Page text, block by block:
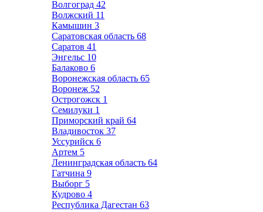
Волгоград 42
Волжский 11
Камышин 3
Саратовская область 68
Саратов 41
Энгельс 10
Балаково 6
Воронежская область 65
Воронеж 52
Острогожск 1
Семилуки 1
Приморский край 64
Владивосток 37
Уссурийск 6
Артем 5
Ленинградская область 64
Гатчина 9
Выборг 5
Кудрово 4
Республика Дагестан 63